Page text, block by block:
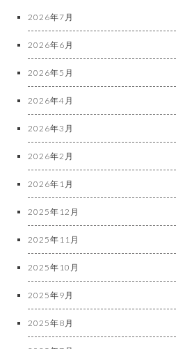
2026年7月
2026年6月
2026年5月
2026年4月
2026年3月
2026年2月
2026年1月
2025年12月
2025年11月
2025年10月
2025年9月
2025年8月